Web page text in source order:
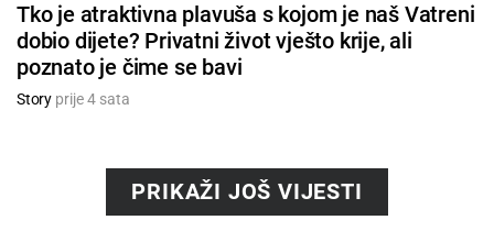
Tko je atraktivna plavuša s kojom je naš Vatreni
dobio dijete? Privatni život vješto krije, ali
poznato je čime se bavi
Story prije 4 sata
PRIKAŽI JOŠ VIJESTI